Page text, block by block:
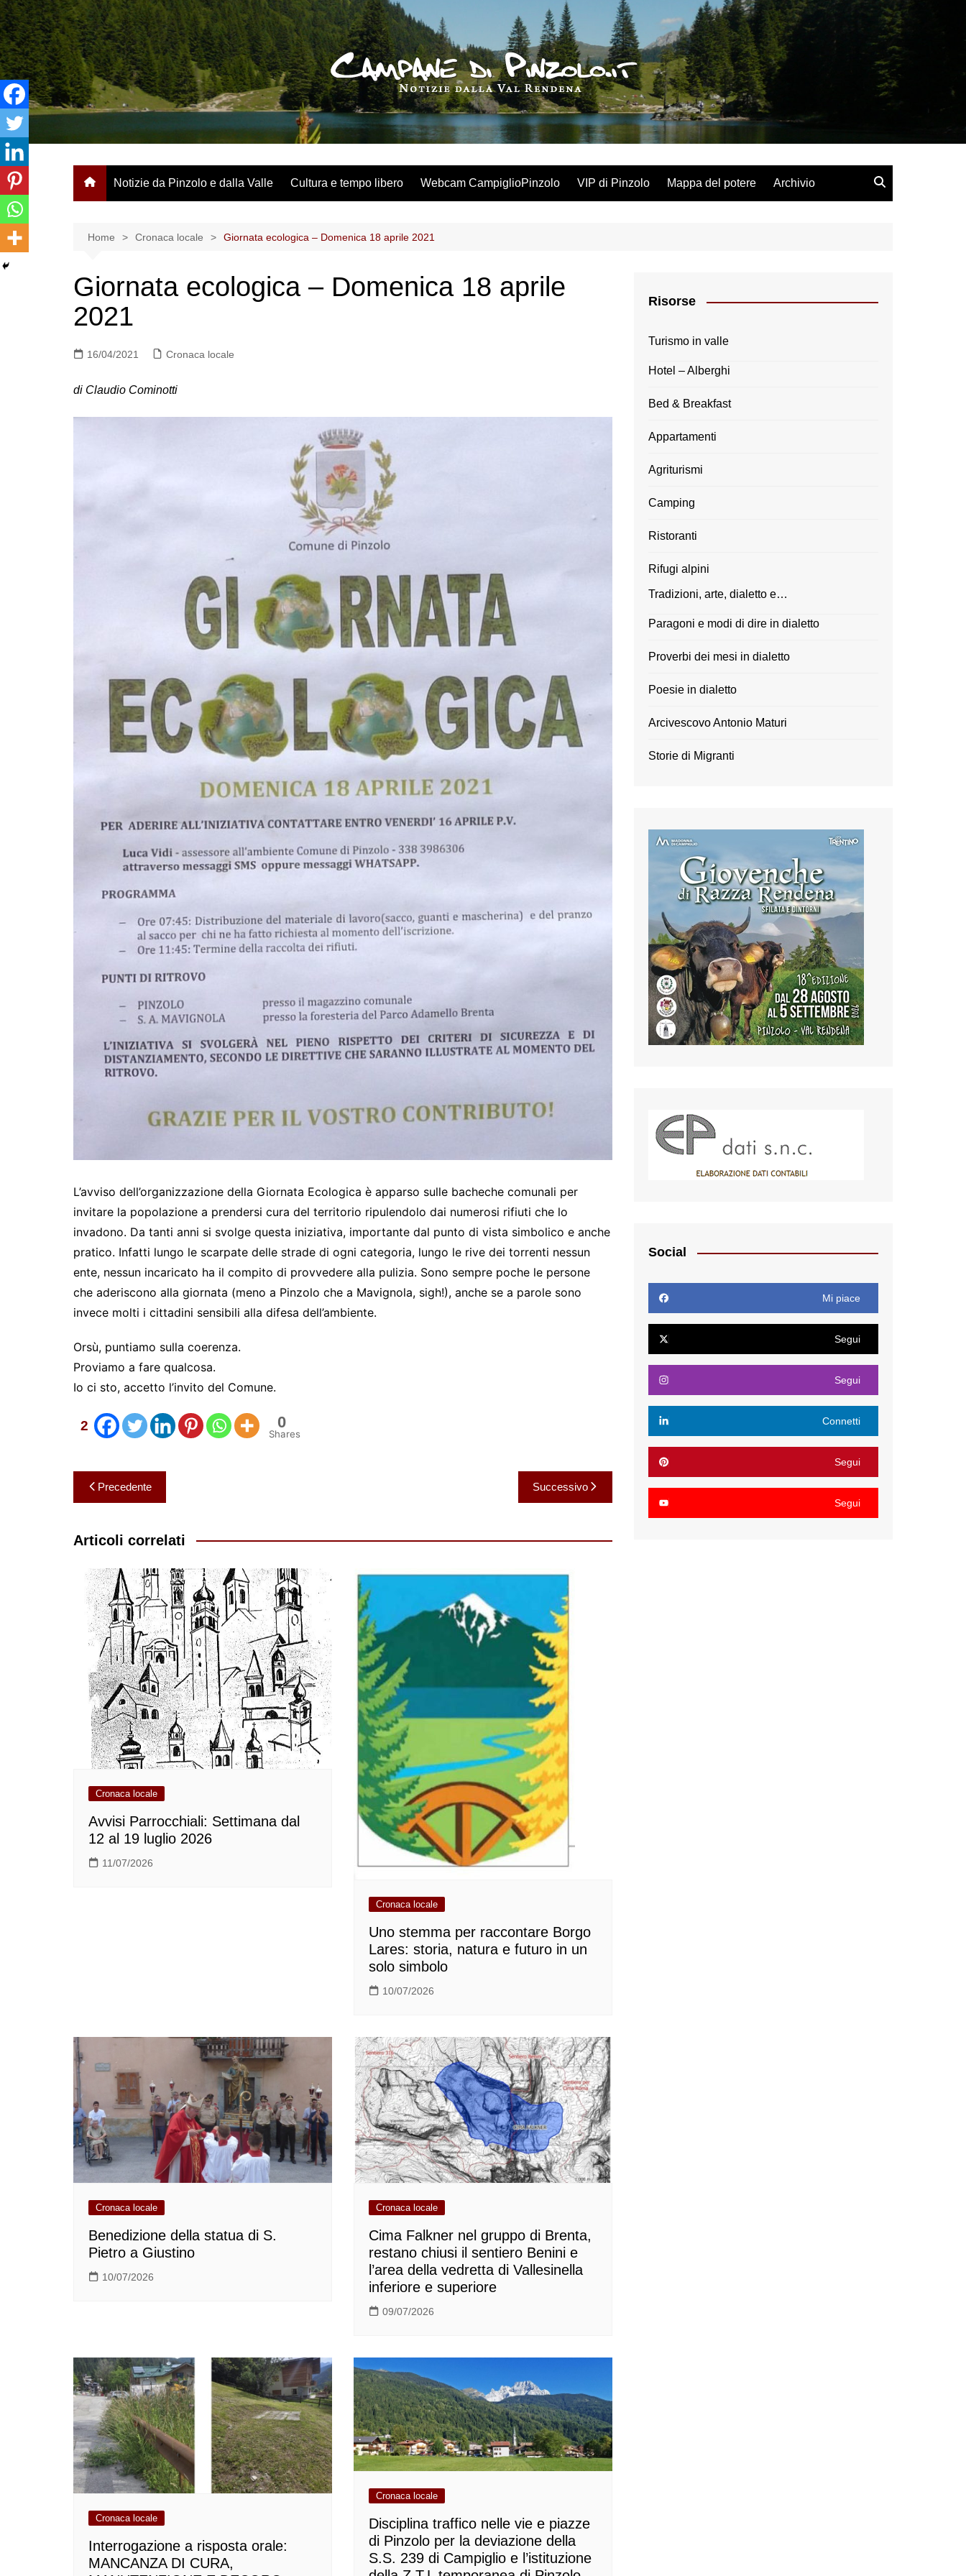
Salta
al
contenuto
Notizie da Pinzolo e dalla Valle Cultura e tempo libero Webcam CampiglioPinzolo VIP di Pinzolo Mappa del potere Archivio
Home Cronaca locale Giornata ecologica – Domenica 18 aprile 2021
Giornata ecologica – Domenica 18 aprile
2021
16/04/2021 Cronaca locale
di Claudio Cominotti
L’avviso dell’organizzazione della Giornata Ecologica è apparso sulle bacheche comunali per
invitare la popolazione a prendersi cura del territorio ripulendolo dai numerosi rifiuti che lo
invadono. Da tanti anni si svolge questa iniziativa, importante dal punto di vista simbolico e anche
pratico. Infatti lungo le scarpate delle strade di ogni categoria, lungo le rive dei torrenti nessun
ente, nessun incaricato ha il compito di provvedere alla pulizia. Sono sempre poche le persone
che aderiscono alla giornata (meno a Pinzolo che a Mavignola, sigh!), anche se a parole sono
invece molti i cittadini sensibili alla difesa dell’ambiente.
Orsù, puntiamo sulla coerenza.
Proviamo a fare qualcosa.
Io ci sto, accetto l’invito del Comune.
2 0
Shares
Navigazione
articoli
Precedente Successivo
Articoli correlati
Cronaca locale
Avvisi Parrocchiali: Settimana dal
12 al 19 luglio 2026
11/07/2026
Cronaca locale
Uno stemma per raccontare Borgo
Lares: storia, natura e futuro in un
solo simbolo
10/07/2026
Cronaca locale
Benedizione della statua di S.
Pietro a Giustino
10/07/2026
Cronaca locale
Cima Falkner nel gruppo di Brenta,
restano chiusi il sentiero Benini e
l’area della vedretta di Vallesinella
inferiore e superiore
09/07/2026
Cronaca locale
Interrogazione a risposta orale:
MANCANZA DI CURA,
Cronaca locale
Disciplina traffico nelle vie e piazze
di Pinzolo per la deviazione della
S.S. 239 di Campiglio e l’istituzione
Risorse
Turismo in valle
Hotel – Alberghi
Bed & Breakfast
Appartamenti
Agriturismi
Camping
Ristoranti
Rifugi alpini
Tradizioni, arte, dialetto e…
Paragoni e modi di dire in dialetto
Proverbi dei mesi in dialetto
Poesie in dialetto
Arcivescovo Antonio Maturi
Storie di Migranti
Social
Mi piace
Segui
Segui
Connetti
Segui
Segui